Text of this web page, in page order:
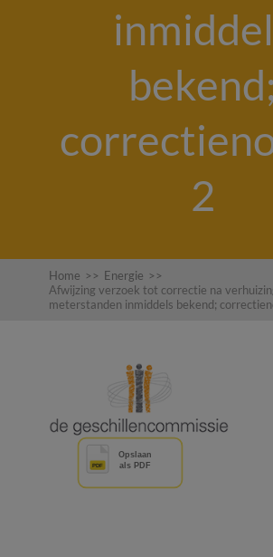
bekend;
2
Home >> Energie >>
Afwijzing verzoek tot correctie na
meterstanden inmiddels bekend;